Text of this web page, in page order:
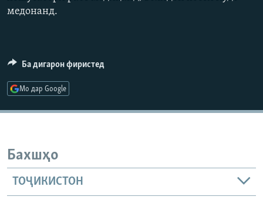
Ҳамаи сомонаҳои RFE/RL
медонанд.
Ба дигарон фиристед
Мо дар Google
Бахшҳо
ТОҶИКИСТОН